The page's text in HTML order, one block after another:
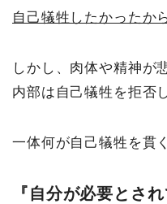
自己犠牲したかったか
しかし、肉体や精神が
内部は自己犠牲を拒否
一体何が自己犠牲を貫
『自分が必要とさ